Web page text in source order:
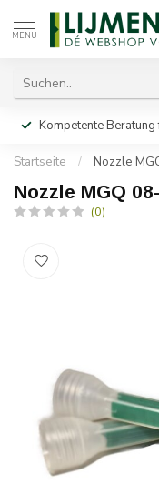
MENU
Kompetente
Startseite / Nozzle
Nozzle MGQ
(0)